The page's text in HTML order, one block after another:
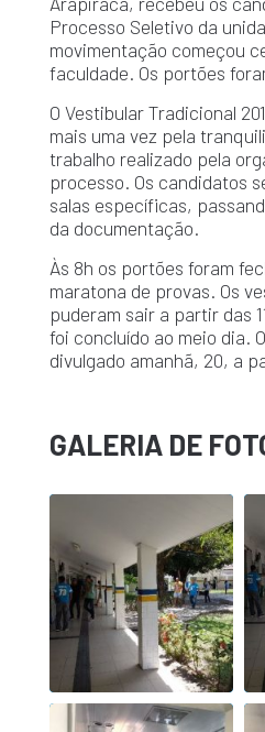
Processo Seletivo da
movimentação começou
faculdade. Os portões
O Vestibular Tradicional
mais uma vez pela
trabalho realizado pela
processo. Os candidatos
salas específicas,
da documentação.
Às 8h os portões foram
maratona de provas. Os
puderam sair a partir das
foi concluído ao meio dia.
divulgado amanhã, 20, a
GALERIA DE